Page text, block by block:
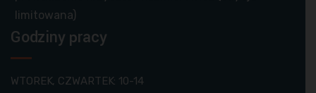
limitowana)
Godziny pracy
WTOREK, CZWARTEK: 10-14